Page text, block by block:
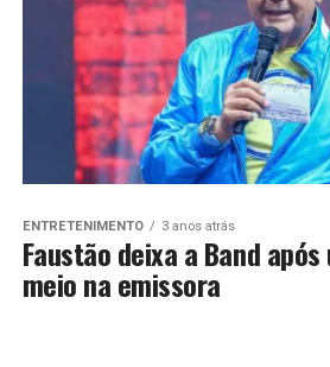
ENTRETENIMENTO 3 anos atrás
Faustão deixa a Band
meio na emissora